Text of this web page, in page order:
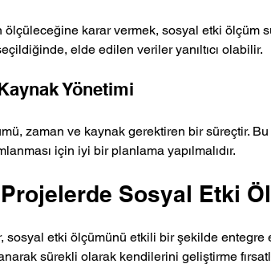
ölçüleceğine karar vermek, sosyal etki ölçüm
elde edilen veriler yanıltıcı olabilir.
Yönetimi
zaman ve kaynak gerektiren bir süreçtir.
için iyi bir planlama yapılmalıdır.
Projelerde Sosyal Etki
sosyal etki ölçümünü etkili bir şekilde
sürekli olarak kendilerini geliştirme